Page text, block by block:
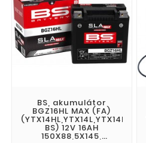
BS, akumulátor
BGZ16HL MAX (FA)
(YTX14HL,YTX14L,YTX14L-
BS) 12V 16AH
150X88,5X145,